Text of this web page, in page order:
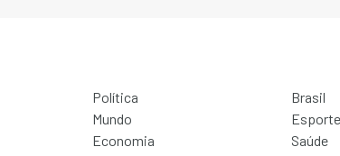
Política
Brasil
Mundo
Esporte
Economia
Saúde